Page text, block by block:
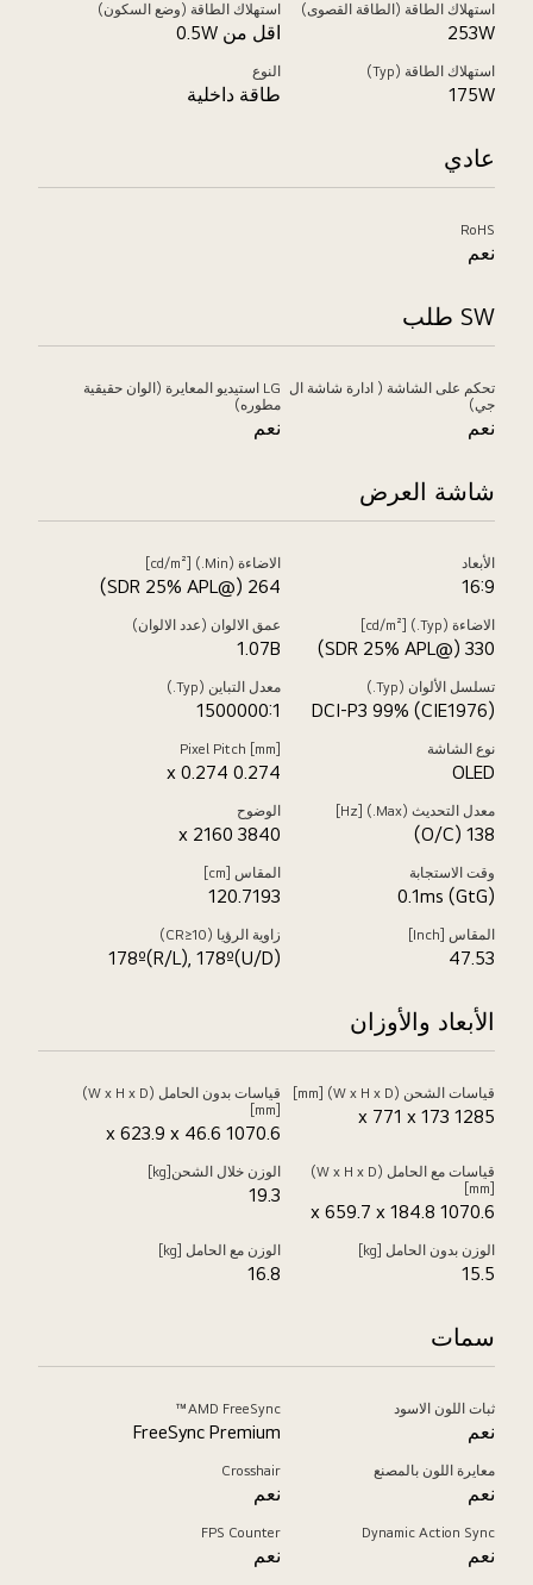
استهلاك الطاقة (الطاقة القصوى)
253W
استهلاك الطاقة (وضع السكون)
اقل من 0.5W
استهلاك الطاقة (Typ)
175W
النوع
طاقة داخلية
عادي
RoHS
نعم
SW طلب
تحكم على الشاشة ( ادارة شاشة ال
جي)
نعم
LG استيديو المعايرة (الوان حقيقية
مطوره)
نعم
شاشة العرض
الأبعاد
16:9
الاضاءة (Min.) [cd/m²]
264 (@SDR 25% APL)
الاضاءة (Typ.) [cd/m²]
330 (@SDR 25% APL)
عمق الالوان (عدد الالوان)
1.07B
تسلسل الألوان (Typ.)
DCI-P3 99% (CIE1976)
معدل التباين (Typ.)
1500000:1
نوع الشاشة
OLED
Pixel Pitch [mm]
0.274 x 0.274
معدل التحديث (Max.) [Hz]
138 (O/C)
الوضوح
3840 x 2160
وقت الاستجابة
0.1ms (GtG)
المقاس [cm]
120.7193
المقاس [Inch]
47.53
زاوية الرؤيا (CR≥10)
178º(R/L), 178º(U/D)
الأبعاد والأوزان
قياسات الشحن (W x H x D) [mm]
1285 x 771 x 173
قياسات بدون الحامل (W x H x D)
1070.6 x 623.9 x 46.6
قياسات مع الحامل (W x H x D)
1070.6 x 659.7 x 184.8
الوزن خلال الشحن[kg]
19.3
الوزن بدون الحامل [kg]
15.5
الوزن مع الحامل [kg]
16.8
سمات
ثبات اللون الاسود
نعم
AMD FreeSync™
FreeSync Premium
معايرة اللون بالمصنع
نعم
Crosshair
نعم
Dynamic Action Sync
نعم
FPS Counter
نعم